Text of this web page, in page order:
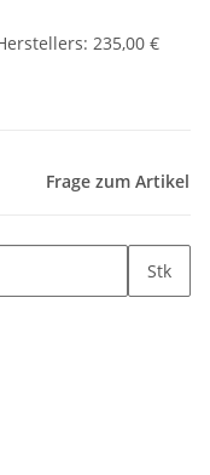
: 235,00 €
Frage zum Artikel
Stk